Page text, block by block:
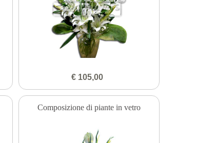
€ 105,00
Composizione di piante in vetro